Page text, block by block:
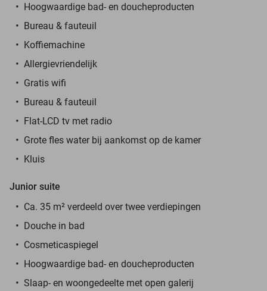
Hoogwaardige bad- en doucheproducten
Bureau & fauteuil
Koffiemachine
Allergievriendelijk
Gratis wifi
Bureau & fauteuil
Flat-LCD tv met radio
Grote fles water bij aankomst op de kamer
Kluis
Junior suite
Ca. 35 m² verdeeld over twee verdiepingen
Douche in bad
Cosmeticaspiegel
Hoogwaardige bad- en doucheproducten
Slaap- en woongedeelte met open galerij